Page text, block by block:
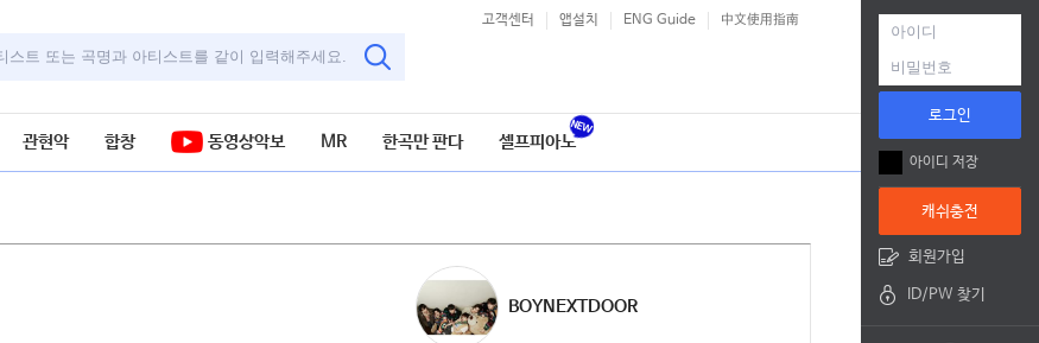
고객센터 앱설치 ENG Guide 中文使用指南
관현악 합창 동영상악보 MR 한곡만 판다 셀프피아노
BOYNEXTDOOR
로그인
아이디 저장
캐쉬충전
회원가입
ID/PW 찾기